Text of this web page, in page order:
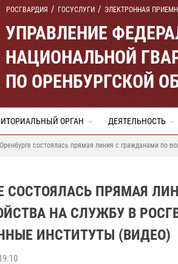
РОСГВАРДИЯ ГОСУСЛУГИ ЭЛЕКТРОННАЯ
УПРАВЛЕНИЕ
НАЦИОНАЛЬНОЙ
ПО ОРЕНБУРГСКОЙ
ОРГАН ДЕЯТЕЛЬНОСТЬ
состоялась прямая линия с гражданами по
СОСТОЯЛАСЬ ПРЯМАЯ
НА СЛУЖБУ В
ИНСТИТУТЫ (ВИДЕО)